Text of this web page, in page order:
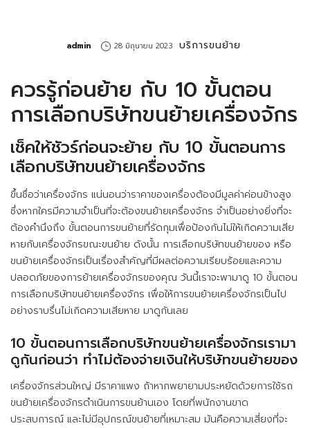
by
admin 28 มิถุนายน 2023 บริการขนย้าย
ควรรู้ก่อนย้าย กับ 10 ขั้นตอน
การเลือกบริษัทขนย้ายเครื่องจักร
เช็คให้ชัวร์ก่อนจะย้าย กับ 10 ขั้นตอนการ
เลือกบริษัทขนย้ายเครื่องจักร
ขึ้นชื่อว่าเครื่องจักร แน่นอนว่าราคาของเครื่องต้องมีมูลค่าค่อนข้างสูง
ซึ่งหากใครมีความจำเป็นที่จะต้องขนย้ายเครื่องจักร จำเป็นอย่างยิ่งที่จะ
ต้องคำนึงถึง ขั้นตอนการขนย้ายที่รัดกุมเพื่อป้องกันไม่ให้เกิดความเสีย
หายกับเครื่องจักรขณะขนย้าย ดังนั้น การเลือกบริษัทขนย้ายของ หรือ
ขนย้ายเครื่องจักรเป็นเรื่องสำคัญที่มีผลต่อความเรียบร้อยและความ
ปลอดภัยของการย้ายเครื่องจักรของคุณ วันนี้เราจะพามาดู 10 ขั้นตอน
การเลือกบริษัทขนย้ายเครื่องจักร เพื่อให้การขนย้ายเครื่องจักรเป็นไป
อย่างราบรื่นไม่เกิดความเสียหาย มาดูกันเลย
10 ขั้นตอนการเลือกบริษัทขนย้ายเครื่องจักรเรามา
ดูกันก่อนว่า ทำไม่ต้องจ่ายเงินให้บริษัทขนย้ายของ
เครื่องจักรส่วนใหญ่ มีราคาแพง ถ้าหากพยายามประหยัดด้วยการใช้รถ
ขนย้ายเครื่องจักรดำเนินการขนย้านเอง โดยที่พนักงานขาด
ประสบการณ์ และไม่มีอุปกรณ์ขนย้ายที่เหมาะสม มันคือความเสี่ยงที่จะ